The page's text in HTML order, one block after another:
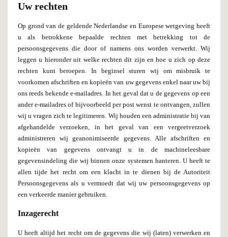
Uw rechten
Op grond van de geldende Nederlandse en Europese wetgeving heeft
u als betrokkene bepaalde rechten met betrekking tot de
persoonsgegevens die door of namens ons worden verwerkt. Wij
leggen u hieronder uit welke rechten dit zijn en hoe u zich op deze
rechten kunt beroepen. In beginsel sturen wij om misbruik te
voorkomen afschriften en kopieën van uw gegevens enkel naar uw bij
ons reeds bekende e-mailadres. In het geval dat u de gegevens op een
ander e-mailadres of bijvoorbeeld per post wenst te ontvangen, zullen
wij u vragen zich te legitimeren. Wij houden een administratie bij van
afgehandelde verzoeken, in het geval van een vergeetverzoek
administreren wij geanonimiseerde gegevens. Alle afschriften en
kopieën van gegevens ontvangt u in de machineleesbare
gegevensindeling die wij binnen onze systemen hanteren. U heeft te
allen tijde het recht om een klacht in te dienen bij de Autoriteit
Persoonsgegevens als u vermoedt dat wij uw persoonsgegevens op
een verkeerde manier gebruiken.
Inzagerecht
U heeft altijd het recht om de gegevens die wij (laten) verwerken en